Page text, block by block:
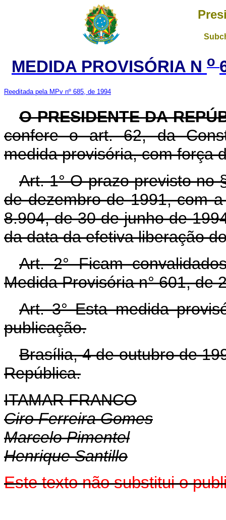
MEDIDA PROVISÓRIA N o
Reeditada pela MPv nº 685, de 1994
O PRESIDENTE DA
confere o art. 62, da
medida provisória, com força
Art. 1° O prazo previsto no
de dezembro de 1991, com
8.904, de 30 de junho de
da data da efetiva liberação
Art. 2° Ficam
Medida Provisória n° 601, de
Art. 3° Esta medida
publicação.
Brasília, 4 de outubro de
República.
ITAMAR FRANCO
Ciro Ferreira Gomes
Marcelo Pimentel
Henrique Santillo
Este texto não substitui o